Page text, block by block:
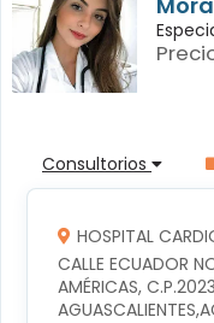
Consultorios
HOSPITAL
CALLE ECUADOR
AMÉRICAS,